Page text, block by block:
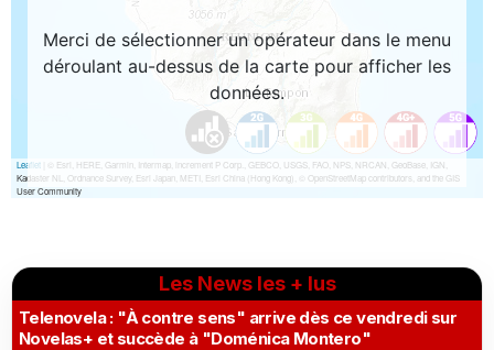
Les News les + lus
Telenovela : "À contre sens" arrive dès ce vendredi sur
Novelas+ et succède à "Doménica Montero"